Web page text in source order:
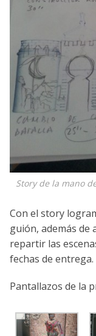
Story de la mano
Con el story
guión, además de
repartir las
fechas de entrega.
Pantallazos de la